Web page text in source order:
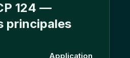
124 —
principales
Application